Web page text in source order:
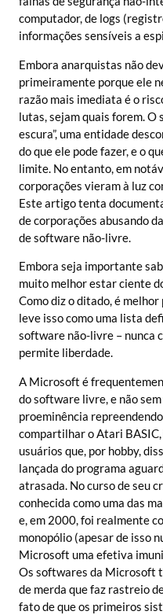
computador, de logs
informações sensíveis a
Embora anarquistas não
primeiramente porque ele
razão mais imediata é o
lutas, sejam quais forem. O
escura”, uma entidade
do que ele pode fazer, e o
limite. No entanto, em
corporações vieram à luz
Este artigo tenta
de corporações abusando
de software não-livre.
Embora seja importante
muito melhor estar ciente
Como diz o ditado, é
leve isso como uma lista
software não-livre – nunca
permite liberdade.
A Microsoft é
do software livre, e não
proeminência
compartilhar o Atari
usuários que, por hobby,
lançada do programa
atrasada. No curso de seu
conhecida como uma das
e, em 2000, foi realmente
monopólio (apesar de isso
Microsoft uma efetiva
Os softwares da Microsoft
de merda que faz rastreio
fato de que os primeiros